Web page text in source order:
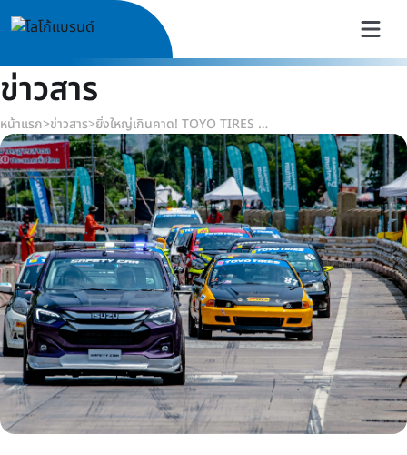
ข่าวสาร
หน้าแรก>ข่าวสาร> ยิ่งใหญ่เกินคาด! TOYO TIRES นำทัพนักแข่งซิ่งสนั่นปิดเมือง โชว์สมรรถนะยางในสนามแข่งเฉพาะกิจครั้งแรก จ.อุตรดิตถ์